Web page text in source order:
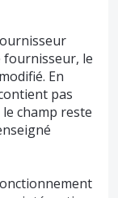
fournisseur, le
En
pas
champ reste